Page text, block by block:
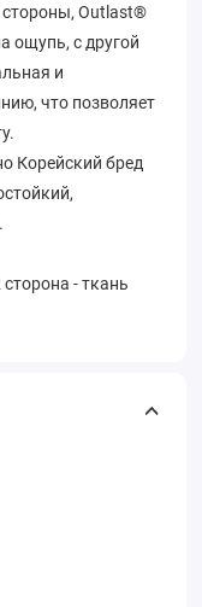
стороны, Outlast®
ощупь, с другой
и
что позволяет
Корейский бред
- ткань